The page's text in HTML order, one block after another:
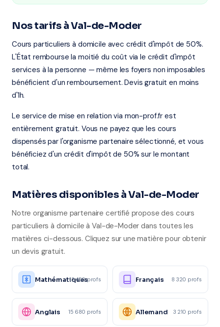
Nos tarifs à Val-de-Moder
Cours particuliers à domicile avec crédit d'impôt de 50%.
L'État rembourse la moitié du coût via le crédit d'impôt
services à la personne — même les foyers non imposables
bénéficient d'un remboursement. Devis gratuit en moins
d'1h.
Le service de mise en relation via mon-prof.fr est
entièrement gratuit. Vous ne payez que les cours
dispensés par l'organisme partenaire sélectionné, et vous
bénéficiez d'un crédit d'impôt de 50% sur le montant
total.
Matières disponibles à Val-de-Moder
Notre organisme partenaire certifié propose des cours
particuliers à domicile à Val-de-Moder dans toutes les
matières ci-dessous. Cliquez sur une matière pour obtenir
un devis gratuit.
Mathématiques
12 450 profs Français 8 320 profs
Anglais 15 680 profs Allemand 3 210 profs